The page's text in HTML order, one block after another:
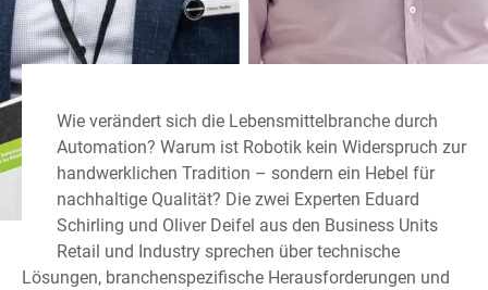
Wie verändert sich die Lebensmittelbranche durch
Automation? Warum ist Robotik kein Widerspruch zur
handwerklichen Tradition – sondern ein Hebel für
nachhaltige Qualität? Die zwei Experten Eduard
Schirling und Oliver Deifel aus den Business Units
Retail und Industry sprechen über technische
Lösungen, branchenspezifische Herausforderungen und